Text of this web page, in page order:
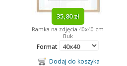
35,80 zł
Ramka na zdjęcia 40x40 cm
Buk
Format
Dodaj do koszyka